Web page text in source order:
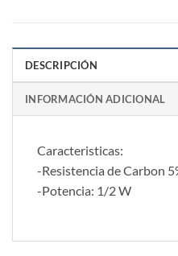
DESCRIPCIÓN
INFORMACIÓN ADICIONAL
Caracteristicas:
-Resistencia de Carbon
-Potencia: 1/2 W